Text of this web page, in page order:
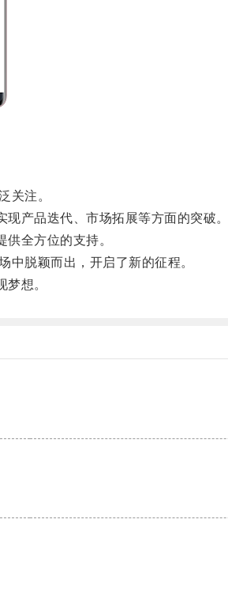
关注。
产品迭代、市场拓展等方面的突破。
全方位的支持。
脱颖而出，开启了新的征程。
想。